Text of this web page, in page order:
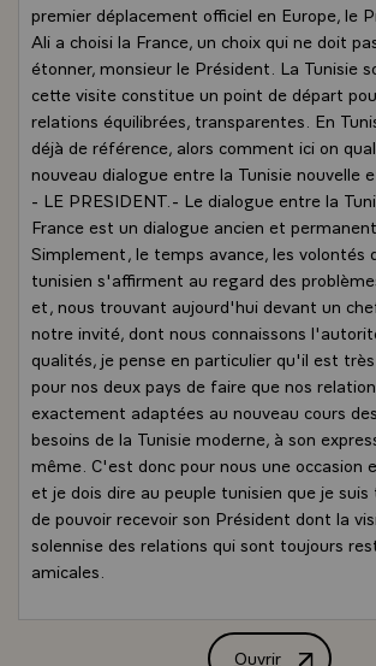
premier déplacement officiel en Europe, le
Ali a choisi la France, un choix qui ne doit
étonner, monsieur le Président. La Tunisie
cette visite constitue un point de départ
relations équilibrées, transparentes. En
déjà de référence, alors comment ici on
nouveau dialogue entre la Tunisie nouvelle
- LE PRESIDENT.- Le dialogue entre la
France est un dialogue ancien et permanent.
Simplement, le temps avance, les volontés
tunisien s'affirment au regard des
et, nous trouvant aujourd'hui devant un
notre invité, dont nous connaissons
qualités, je pense en particulier qu'il est
pour nos deux pays de faire que nos
exactement adaptées au nouveau cours
besoins de la Tunisie moderne, à son
même. C'est donc pour nous une occasion
et je dois dire au peuple tunisien que je
de pouvoir recevoir son Président dont la
solennise des relations qui sont toujours
amicales.
cadre classique et nous comptons sur la
Ouvrir